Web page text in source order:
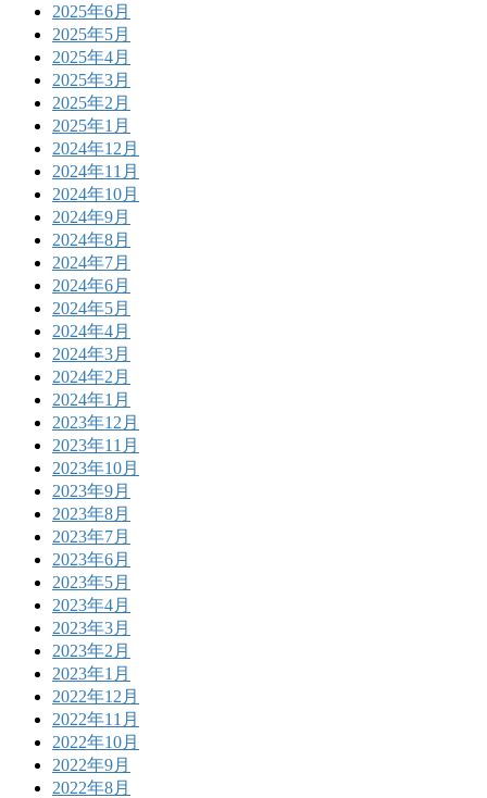
2025年6月
2025年5月
2025年4月
2025年3月
2025年2月
2025年1月
2024年12月
2024年11月
2024年10月
2024年9月
2024年8月
2024年7月
2024年6月
2024年5月
2024年4月
2024年3月
2024年2月
2024年1月
2023年12月
2023年11月
2023年10月
2023年9月
2023年8月
2023年7月
2023年6月
2023年5月
2023年4月
2023年3月
2023年2月
2023年1月
2022年12月
2022年11月
2022年10月
2022年9月
2022年8月